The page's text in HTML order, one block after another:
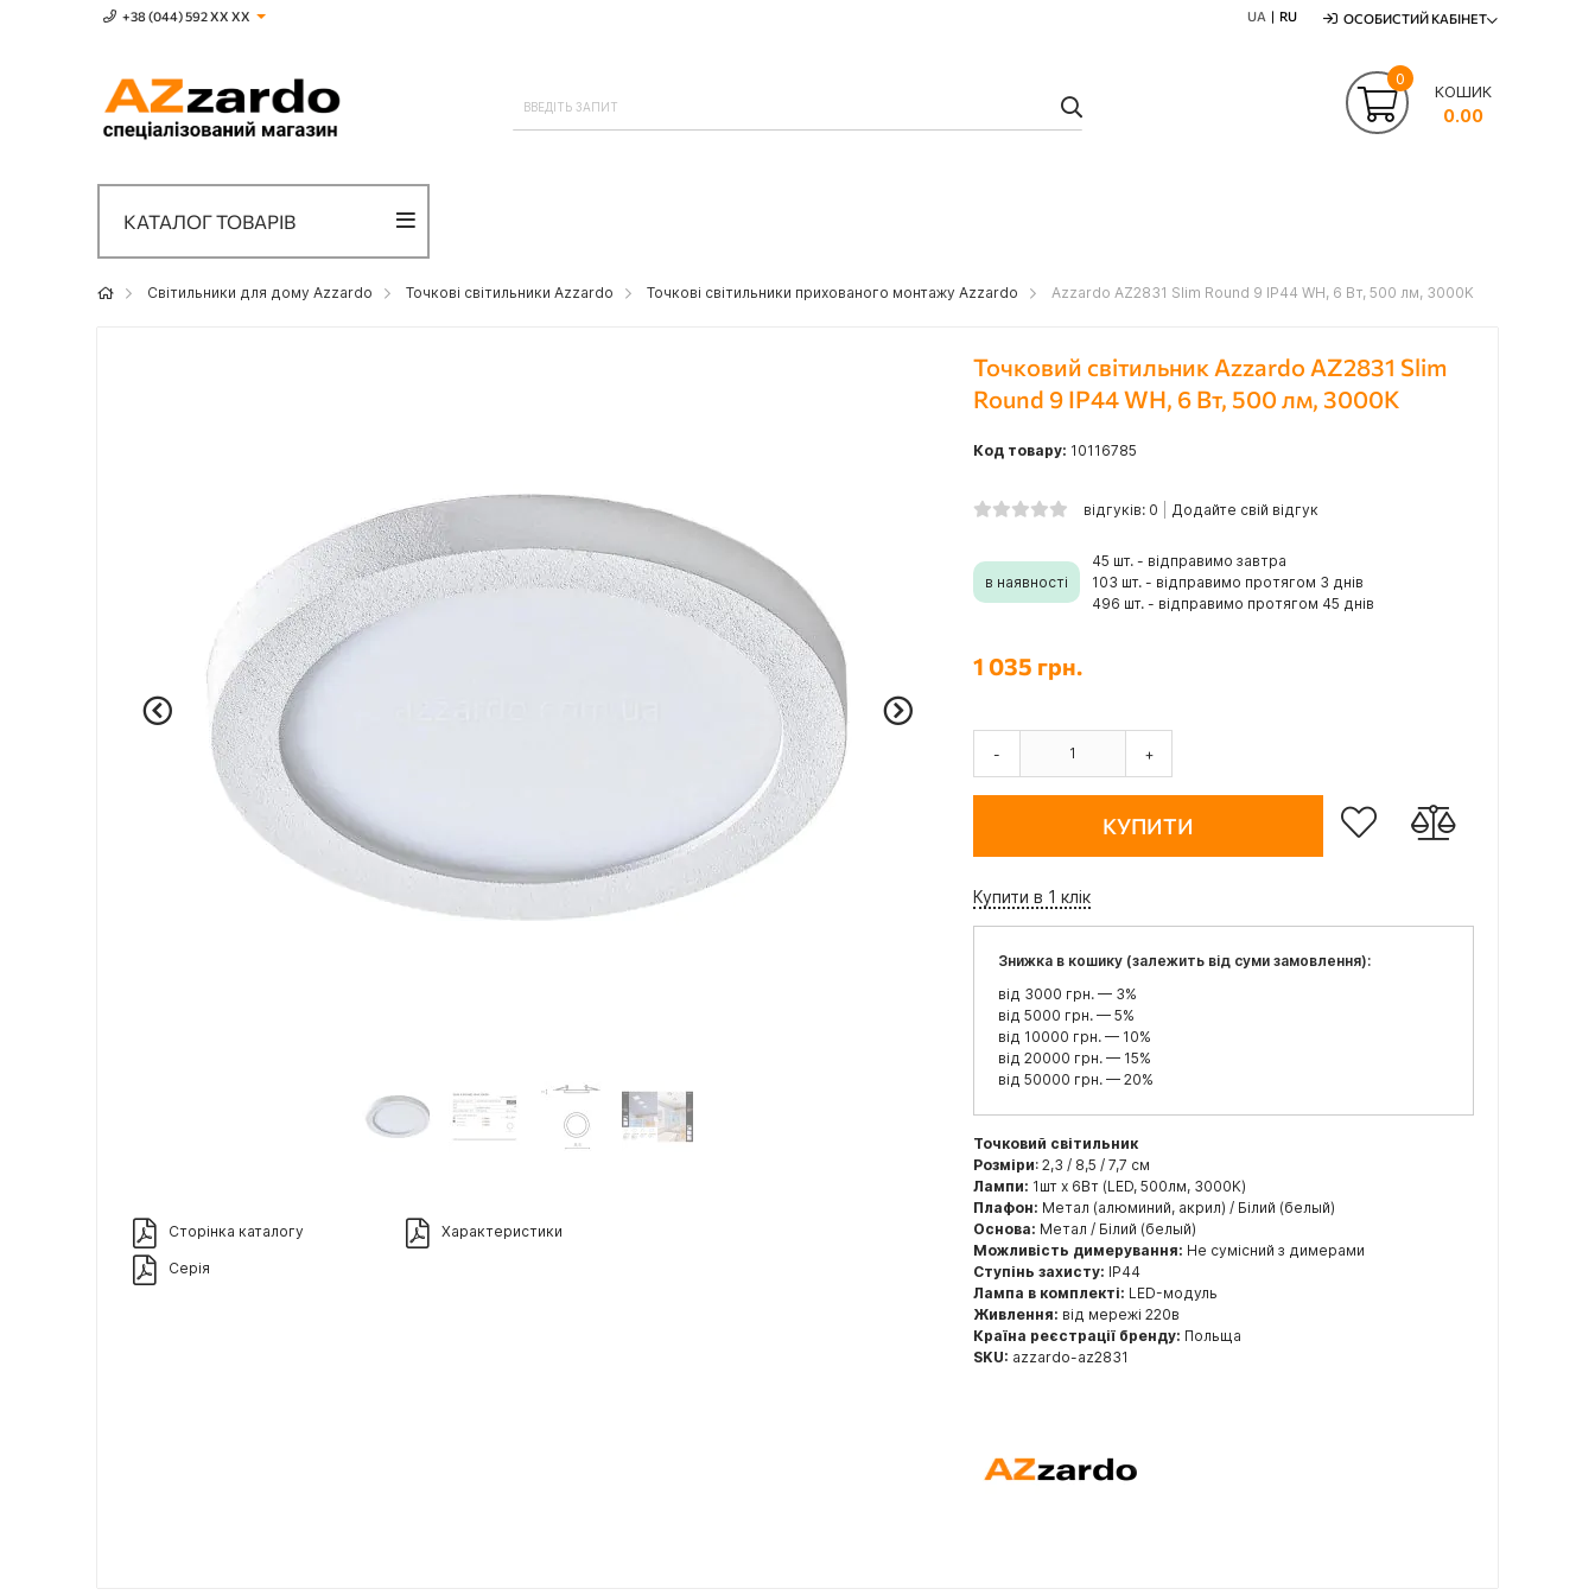
+38 (044) 592 XХ ХХ UA RU ОСОБИСТИЙ КАБІНЕТ
КОШИК
0.00
0
КАТАЛОГ ТОВАРІВ
Світильники для дому Azzardo Точкові світильники Azzardo Точкові світильники прихованого монтажу Azzardo Azzardo AZ2831 Slim Round 9 IP44 WH, 6 Вт, 500 лм, 3000K
Сторінка каталогу
Серія
Характеристики
Точковий світильник Azzardo AZ2831 Slim
Round 9 IP44 WH, 6 Вт, 500 лм, 3000K
Код товару: 10116785
відгуків: 0 Додайте свій відгук
в наявності
45 шт. - відправимо завтра
103 шт. - відправимо протягом 3 днів
496 шт. - відправимо протягом 45 днів
1 035 грн.
- +
КУПИТИ
Купити в 1 клік
Знижка в кошику (залежить від суми замовлення):
від 3000 грн. — 3%
від 5000 грн. — 5%
від 10000 грн. — 10%
від 20000 грн. — 15%
від 50000 грн. — 20%
Точковий світильник
Розміри: 2,3 / 8,5 / 7,7 см
Лампи: 1шт x 6Вт (LED, 500лм, 3000K)
Плафон: Метал (алюминий, акрил) / Білий (белый)
Основа: Метал / Білий (белый)
Можливість димерування: Не сумісний з димерами
Ступінь захисту: IP44
Лампа в комплекті: LED-модуль
Живлення: від мережі 220в
Країна реєстрації бренду: Польща
SKU: azzardo-az2831